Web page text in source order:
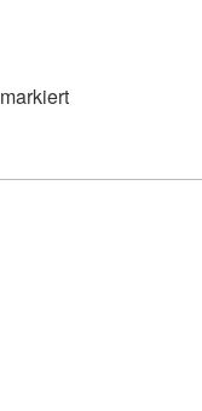
markiert